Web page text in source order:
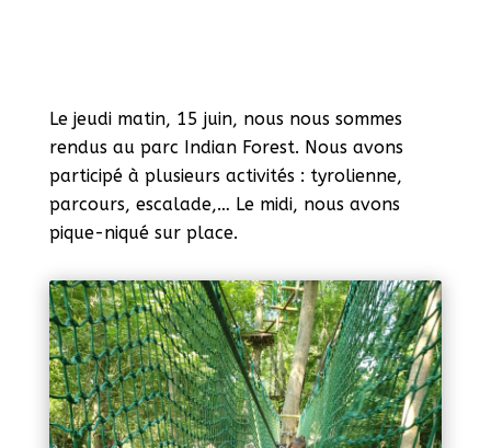
Le jeudi matin, 15 juin, nous nous sommes
rendus au parc Indian Forest. Nous avons
participé à plusieurs activités : tyrolienne,
parcours, escalade,… Le midi, nous avons
pique-niqué sur place.